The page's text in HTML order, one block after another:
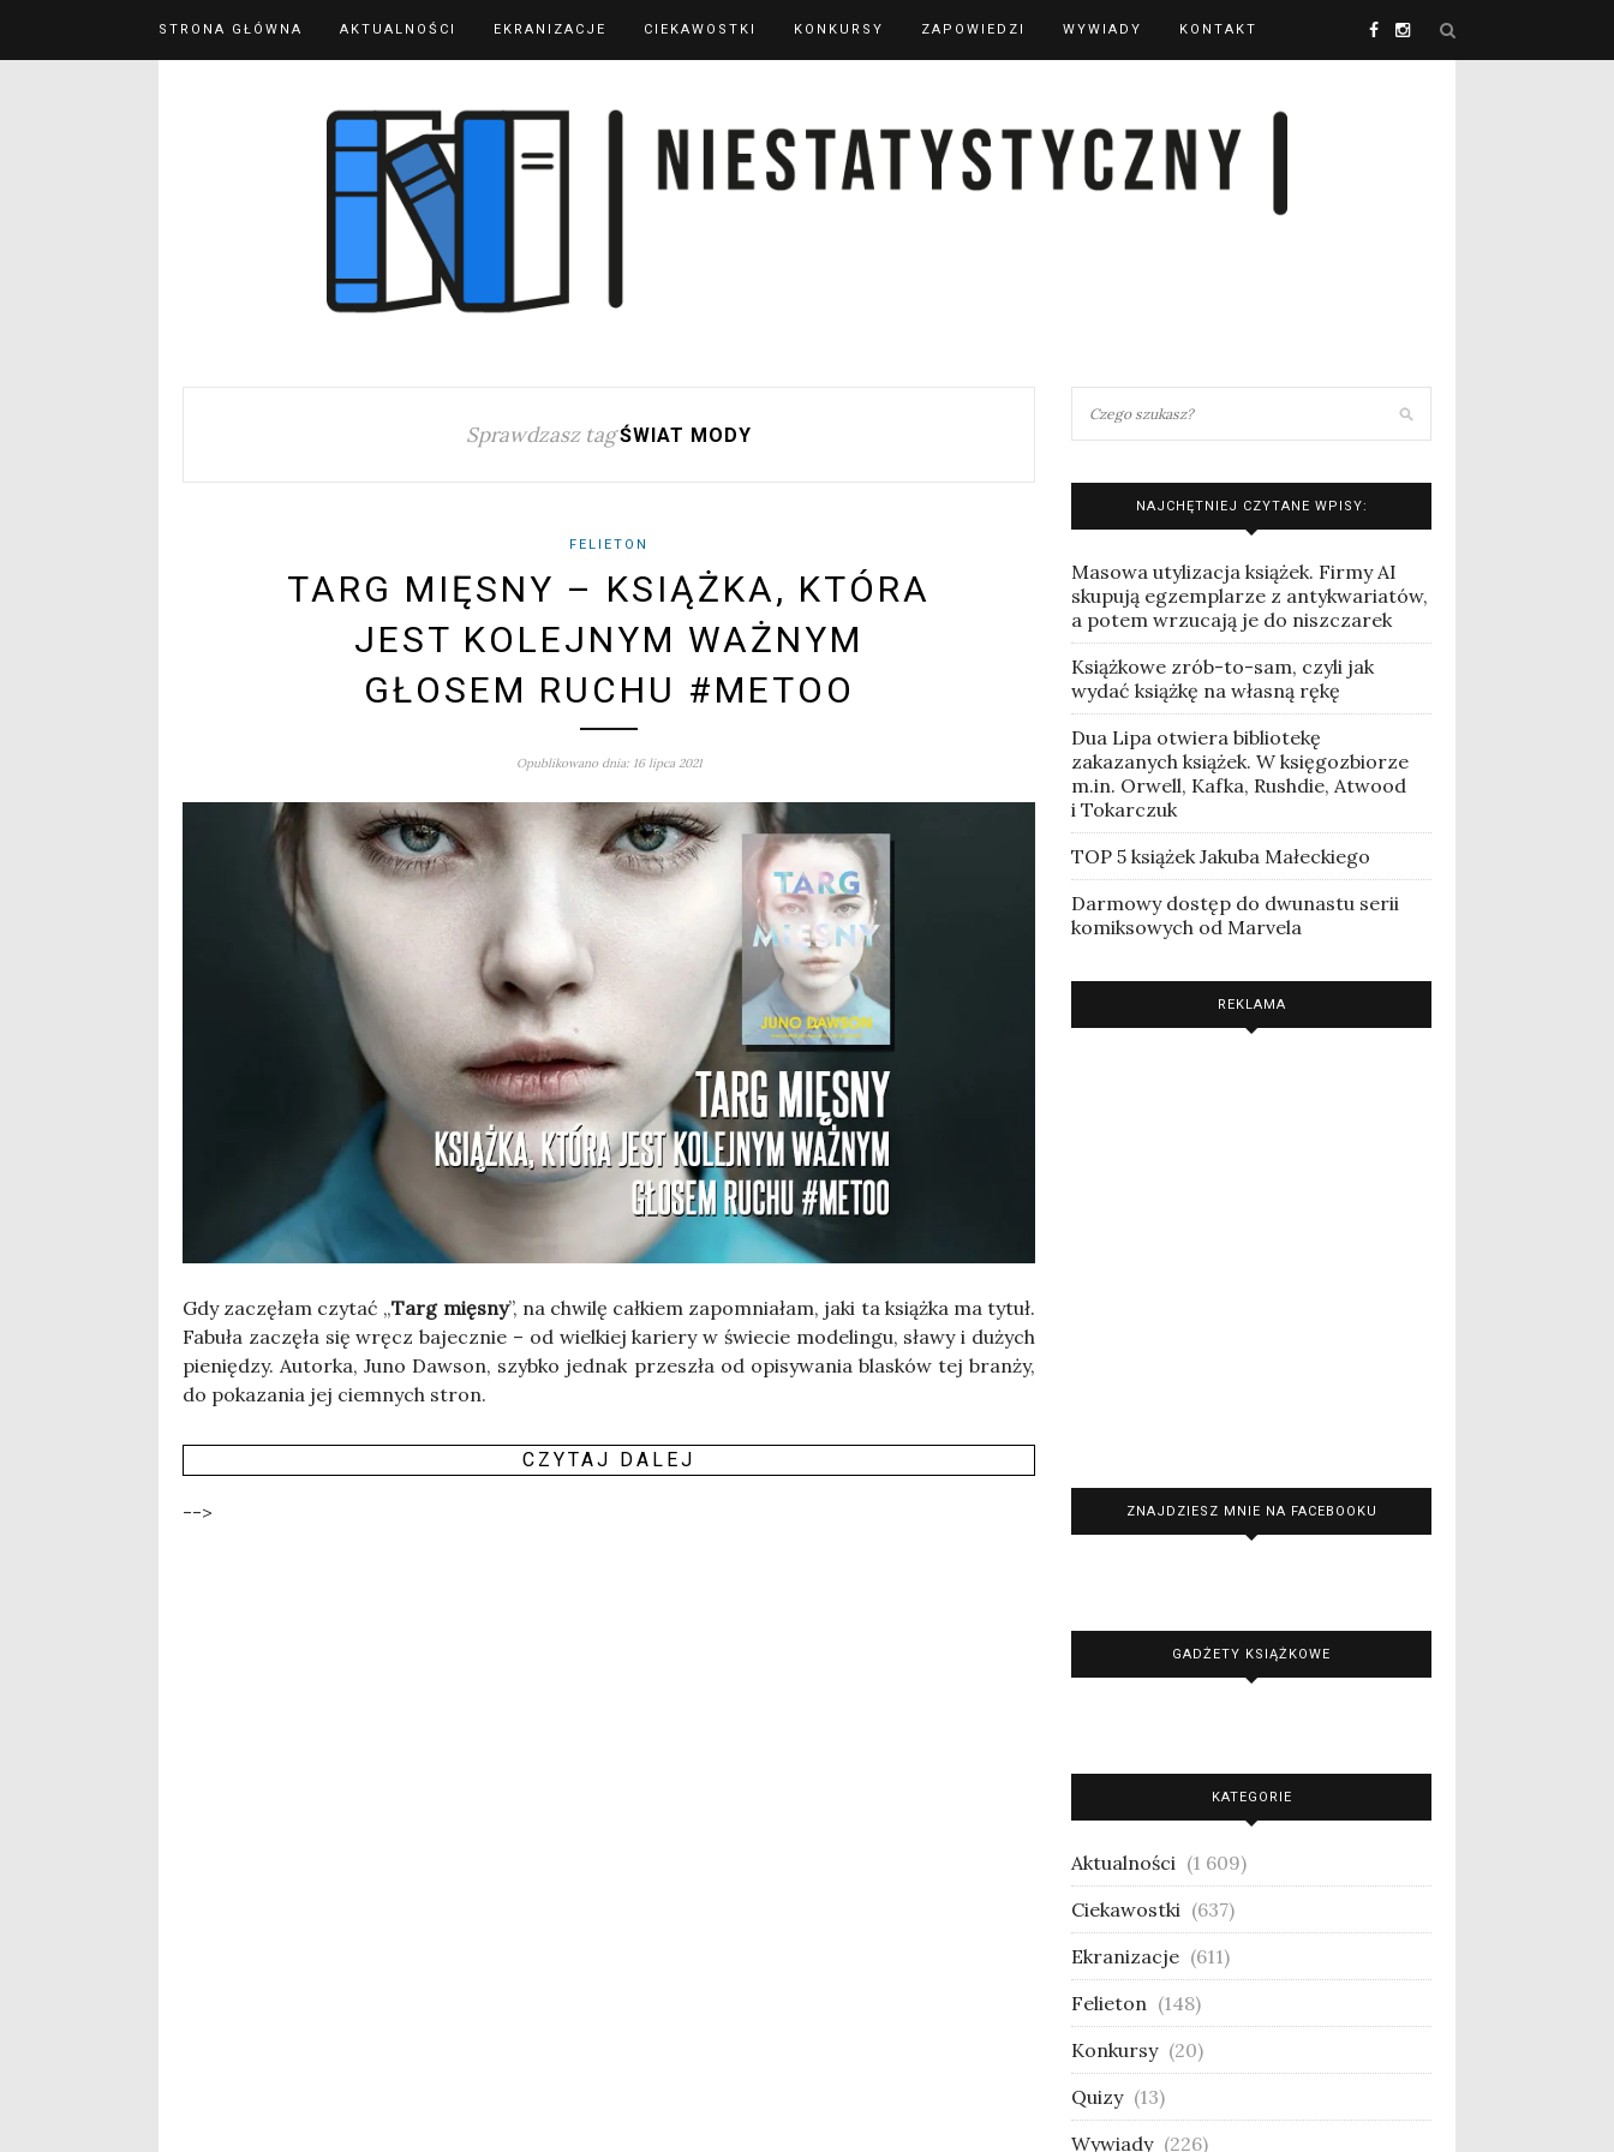
STRONA GŁÓWNA AKTUALNOŚCI EKRANIZACJE CIEKAWOSTKI KONKURSY ZAPOWIEDZI WYWIADY KONTAKT
Sprawdzasz tag ŚWIAT MODY
FELIETON
TARG MIĘSNY – KSIĄŻKA, KTÓRA
JEST KOLEJNYM WAŻNYM
GŁOSEM RUCHU #METOO
Opublikowano dnia: 16 lipca 2021
Gdy zaczę­łam czy­tać „Targ mię­sny”, na chwi­lę cał­kiem zapo­mnia­łam, jaki ta książ­ka ma tytuł.
Fabu­ła zaczę­ła się wręcz bajecz­nie – od wiel­kiej karie­ry w świe­cie mode­lin­gu, sła­wy i dużych
pie­nię­dzy. Autor­ka, Juno Daw­son, szyb­ko jed­nak prze­szła od opi­sy­wa­nia bla­sków tej bran­ży,
do poka­za­nia jej ciem­nych stron.
CZY­TAJ DALEJ
-->
NAJCHĘTNIEJ CZYTANE WPISY:
Masowa utylizacja książek. Firmy AI
skupują egzemplarze z antykwariatów,
a potem wrzucają je do niszczarek
Książkowe zrób-to-sam, czyli jak
wydać książkę na własną rękę
Dua Lipa otwiera bibliotekę
zakazanych książek. W księgozbiorze
m.in. Orwell, Kafka, Rushdie, Atwood
i Tokarczuk
TOP 5 książek Jakuba Małeckiego
Darmowy dostęp do dwunastu serii
komiksowych od Marvela
REKLAMA
ZNAJDZIESZ MNIE NA FACEBOOKU
GADŻETY KSIĄŻKOWE
KATEGORIE
Aktualności (1 609)
Ciekawostki (637)
Ekranizacje (611)
Felieton (148)
Konkursy (20)
Quizy (13)
Wywiady (226)